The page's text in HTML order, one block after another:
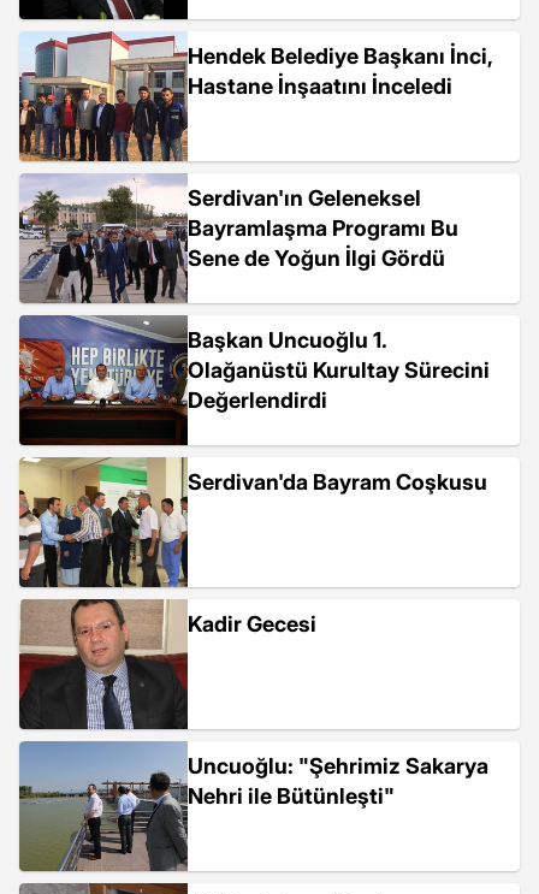
Hendek Belediye Başkanı İnci,
Hastane İnşaatını İnceledi
Serdivan'ın Geleneksel
Bayramlaşma Programı Bu
Sene de Yoğun İlgi Gördü
Başkan Uncuoğlu 1.
Olağanüstü Kurultay Sürecini
Değerlendirdi
Serdivan'da Bayram Coşkusu
Kadir Gecesi
Uncuoğlu: "Şehrimiz Sakarya
Nehri ile Bütünleşti"